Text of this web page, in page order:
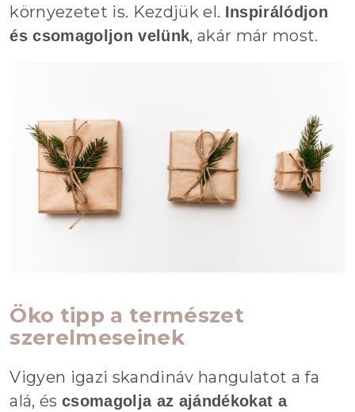
környezetet is. Kezdjük el. Inspirálódjon
és csomagoljon velünk, akár már most.
Öko tipp a természet
szerelmeseinek
Vigyen igazi skandináv hangulatot a fa
alá, és csomagolja az ajándékokat a